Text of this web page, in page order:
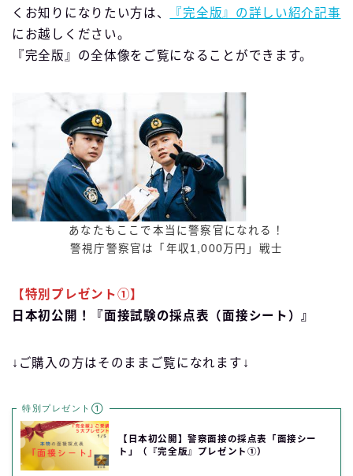
くお知りになりたい方は、
『完全版』の詳しい紹介記事
にお越しください。
『完全版』の全体像をご覧になることができます。
あなたもここで本当に警察官になれる！
警視庁警察官は「年収1,000万円」戦士
【特別プレゼント①】
日本初公開！『面接試験の採点表（面接シート）』
↓ご購入の方はそのままご覧になれます↓
特別プレゼント①
【日本初公開】警察面接の採点表「面接シー
ト」（『完全版』プレゼント①）